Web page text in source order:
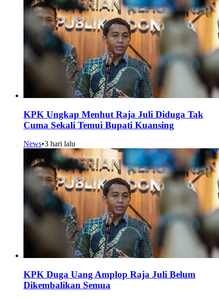
KPK Ungkap Menhut Raja Juli Diduga Tak
Cuma Sekali Temui Bupati Kuansing
News•3 hari lalu
KPK Duga Uang Amplop Raja Juli Belum
Dikembalikan Semua